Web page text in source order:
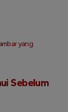
yang
Sebelum